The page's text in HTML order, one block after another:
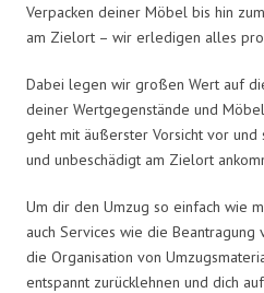
Verpacken deiner Möbel bis hin
am Zielort – wir erledigen alles
Dabei legen wir großen Wert auf
deiner Wertgegenstände und
geht mit äußerster Vorsicht vor und
und unbeschädigt am Zielort
Um dir den Umzug so einfach wie
auch Services wie die
die Organisation von
entspannt zurücklehnen und dich